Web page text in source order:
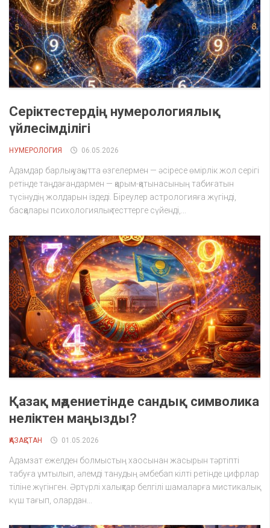
Серіктестердің нумерологиялық
үйлесімділігі
НУМЕРОЛОГИЯ 06.05.2026
Адамдар барлық уақытта өзгелермен — әсіресе өмірлік жол серігі
ретінде таңдағандармен — қарым-қатынасының табиғатын
түсінудің жолдарын іздеді. Біреулер астрологияға жүгінді,
басқалары психологиялық тесттерге сүйенді,...
Қазақ мәдениетінде сандық символика
неліктен маңызды?
ҚАЗАҚСТАН 01.05.2026
Адамзат ежелден болмыстың хаосынан жасырын тәртіпті
табуға ұмтылып, әлемді танудың әмбебап кілті ретінде цифрлар
тіліне жүгінген. Әртүрлі халықтар белгілі шамаларға мистикалық
күш тағып, олардан...